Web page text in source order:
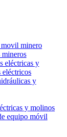
movil minero
mineros
eléctricas y
eléctricos
y
y molinos
equipo móvil